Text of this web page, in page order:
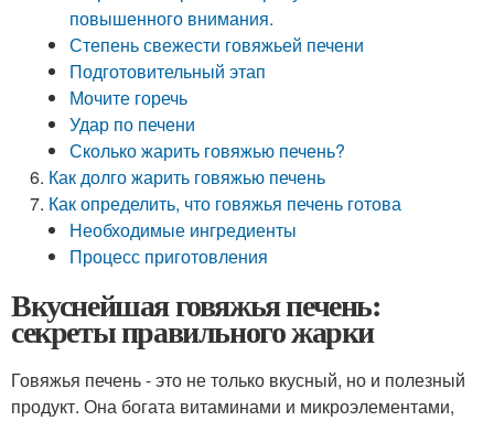
повышенного внимания.
Степень свежести говяжьей печени
Подготовительный этап
Мочите горечь
Удар по печени
Сколько жарить говяжью печень?
Как долго жарить говяжью печень
Как определить, что говяжья печень готова
Необходимые ингредиенты
Процесс приготовления
Вкуснейшая говяжья печень:
секреты правильного жарки
Говяжья печень - это не только вкусный, но и полезный
продукт. Она богата витаминами и микроэлементами,